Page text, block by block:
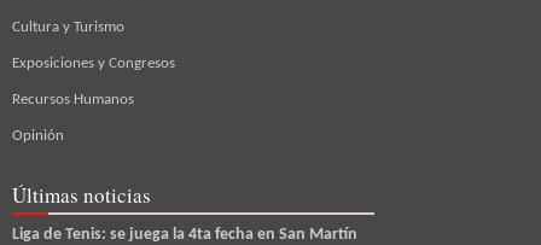
Cultura y Turismo
Exposiciones y Congresos
Recursos Humanos
Opinión
Últimas noticias
Liga de Tenis: se juega la 4ta fecha en San Martín